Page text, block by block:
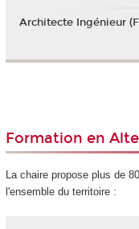
Architecte Ingénieur
Formation en
La chaire propose plus de
l'ensemble du territoire :